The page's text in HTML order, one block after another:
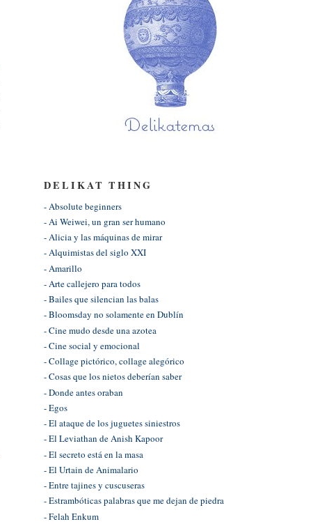
DELIKAT THING
- Absolute beginners
- Ai Weiwei, un gran ser humano
- Alicia y las máquinas de mirar
- Alquimistas del siglo XXI
- Amarillo
- Arte callejero para todos
- Bailes que silencian las balas
- Bloomsday no solamente en Dublín
- Cine mudo desde una azotea
- Cine social y emocional
- Collage pictórico, collage alegórico
- Cosas que los nietos deberían saber
- Donde antes oraban
- Egos
- El ataque de los juguetes siniestros
- El Leviathan de Anish Kapoor
- El secreto está en la masa
- El Urtain de Animalario
- Entre tajines y cuscuseras
- Estrambóticas palabras que me dejan de piedra
- Felah Enkum